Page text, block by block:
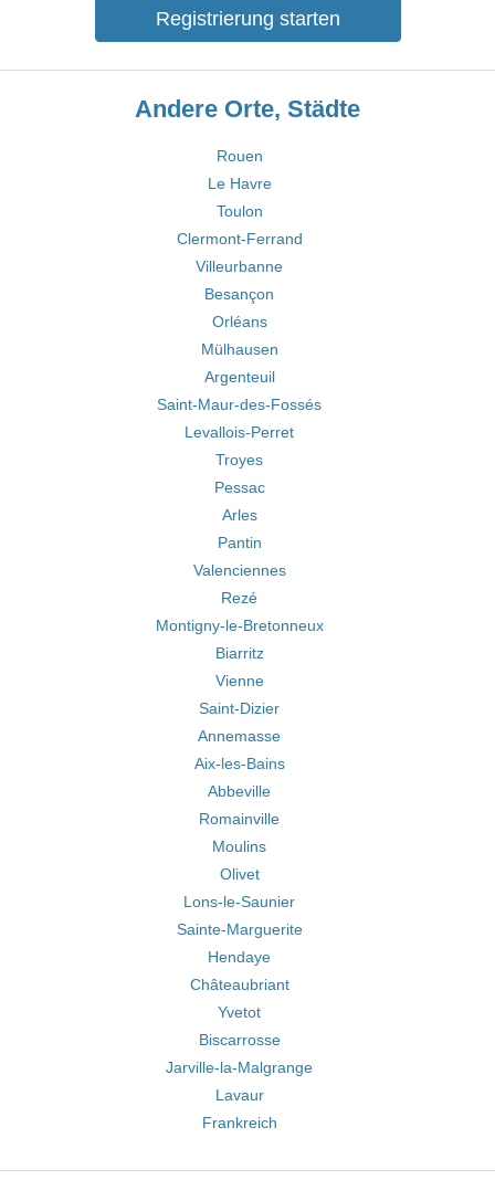
Registrierung starten
Andere Orte, Städte
Rouen
Le Havre
Toulon
Clermont-Ferrand
Villeurbanne
Besançon
Orléans
Mülhausen
Argenteuil
Saint-Maur-des-Fossés
Levallois-Perret
Troyes
Pessac
Arles
Pantin
Valenciennes
Rezé
Montigny-le-Bretonneux
Biarritz
Vienne
Saint-Dizier
Annemasse
Aix-les-Bains
Abbeville
Romainville
Moulins
Olivet
Lons-le-Saunier
Sainte-Marguerite
Hendaye
Châteaubriant
Yvetot
Biscarrosse
Jarville-la-Malgrange
Lavaur
Frankreich